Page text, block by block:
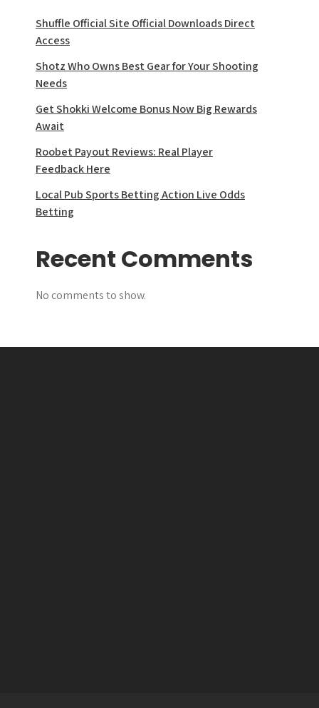
Shuffle Official Site Official Downloads Direct
Access
Shotz Who Owns Best Gear for Your Shooting
Needs
Get Shokki Welcome Bonus Now Big Rewards
Await
Roobet Payout Reviews: Real Player
Feedback Here
Local Pub Sports Betting Action Live Odds
Betting
Recent Comments
No comments to show.